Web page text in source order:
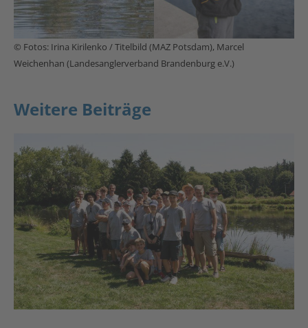
© Fotos: Irina Kirilenko / Titelbild (MAZ Potsdam), Marcel
Weichenhan (Landesanglerverband Brandenburg e.V.)
Weitere Beiträge